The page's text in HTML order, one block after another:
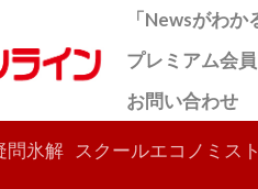
「Newsがわか
プレミアム会員
お問い合わせ
問氷解 スクールエコノミス